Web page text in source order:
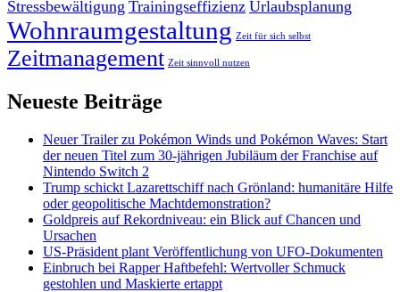
Stressbewältigung Trainingseffizienz Urlaubsplanung
Wohnraumgestaltung Zeit für sich selbst
Zeitmanagement Zeit sinnvoll nutzen
Neueste Beiträge
Neuer Trailer zu Pokémon Winds und Pokémon Waves: Start
der neuen Titel zum 30-jährigen Jubiläum der Franchise auf
Nintendo Switch 2
Trump schickt Lazarettschiff nach Grönland: humanitäre Hilfe
oder geopolitische Machtdemonstration?
Goldpreis auf Rekordniveau: ein Blick auf Chancen und
Ursachen
US-Präsident plant Veröffentlichung von UFO-Dokumenten
Einbruch bei Rapper Haftbefehl: Wertvoller Schmuck
gestohlen und Maskierte ertappt